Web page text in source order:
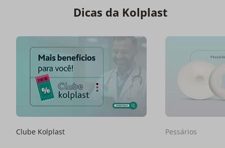
Dicas da Kolplast
Clube Kolplast Pessários